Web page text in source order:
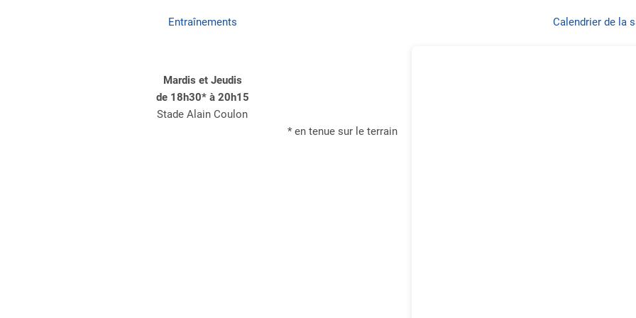
Entraînements
Mardis et Jeudis
de 18h30* à 20h15
Stade Alain Coulon
* en tenue sur le terrain
Calendrier de la